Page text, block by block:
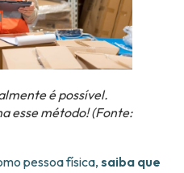
é possível.
esse método!(Fonte:
pessoa física, saiba que